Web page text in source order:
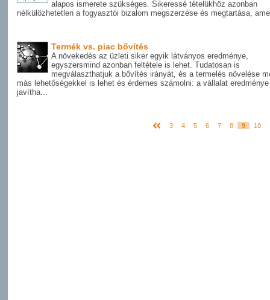
alapos ismerete szükséges. Sikeressé tételükhöz azonban
nélkülözhetetlen a fogyasztói bizalom megszerzése és megtartása,
Termék vs. piac bővítés
A növekedés az üzleti siker egyik látványos eredménye,
egyszersmind azonban feltétele is lehet. Tudatosan is
megválaszthatjuk a bővítés irányát, és a termelés növelése
más lehetőségekkel is lehet és érdemes számolni: a vállalat eredménye
javítha...
3 4 5 6 7 8 9 10